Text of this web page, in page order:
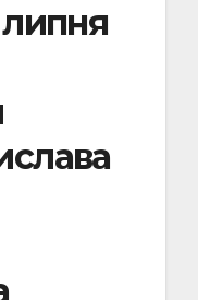
липня